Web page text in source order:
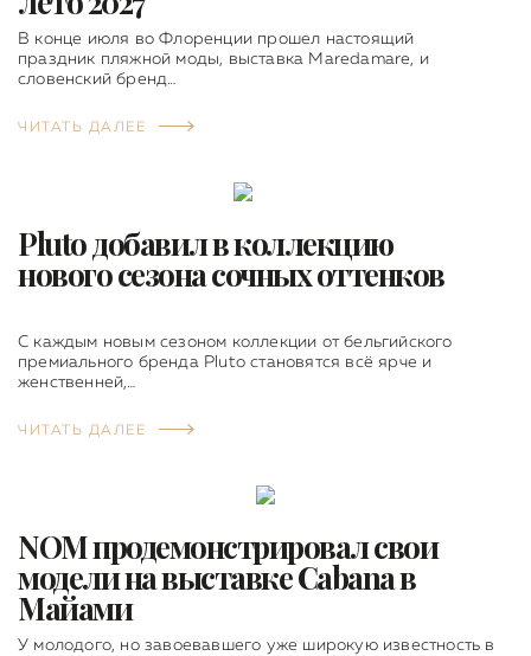
В конце июля во Флоренции прошел настоящий
праздник пляжной моды, выставка Maredamare, и
словенский бренд…
ЧИТАТЬ ДАЛЕЕ
Pluto добавил в коллекцию
нового сезона сочных оттенков
С каждым новым сезоном коллекции от бельгийского
премиального бренда Pluto становятся всё ярче и
женственней,…
ЧИТАТЬ ДАЛЕЕ
NOM продемонстрировал свои
модели на выставке Cabana в
Майами
У молодого, но завоевавшего уже широкую известность в